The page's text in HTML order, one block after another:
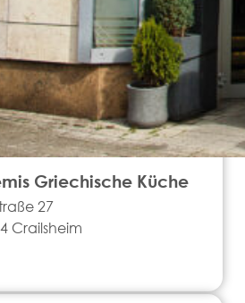
Griechische Küche
27
Crailsheim